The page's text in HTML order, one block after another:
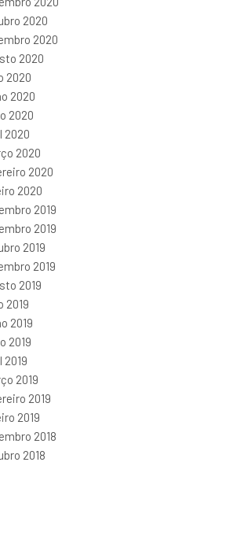
2020
2020
2020
2020
2020
2020
2020
2020
2020
2020
2019
2019
2019
2019
2019
2019
2019
2019
2019
2019
2019
2019
2018
2018